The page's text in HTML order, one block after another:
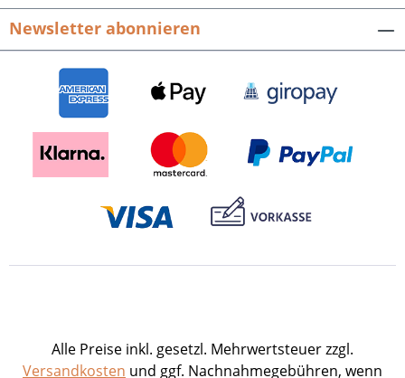
Geschichte. Wir alle, ob Juden oder
Christen, lieben den FleckErde, auf dem
wir geboren, die Stätte, an der wirjung
gewesen sind und darüber hinaus das
Land, „dasunsere Sprache spricht“. Es
gehört zum Bittersten wases gibt, die
Heimat für immer aufzugeben. Karl und
Clara Oppenheimer, 1919
Stadt Bruchsal. Band 25.
Herausgegeben von Thomas Adam,
264 Abb. Fester Einband.ISBN 978-3-
Download
Newsletter abonnieren
Alle Preise inkl. gesetzl. Mehrwertsteuer zzgl.
Versandkosten und ggf. Nachnahmegebühren, wenn